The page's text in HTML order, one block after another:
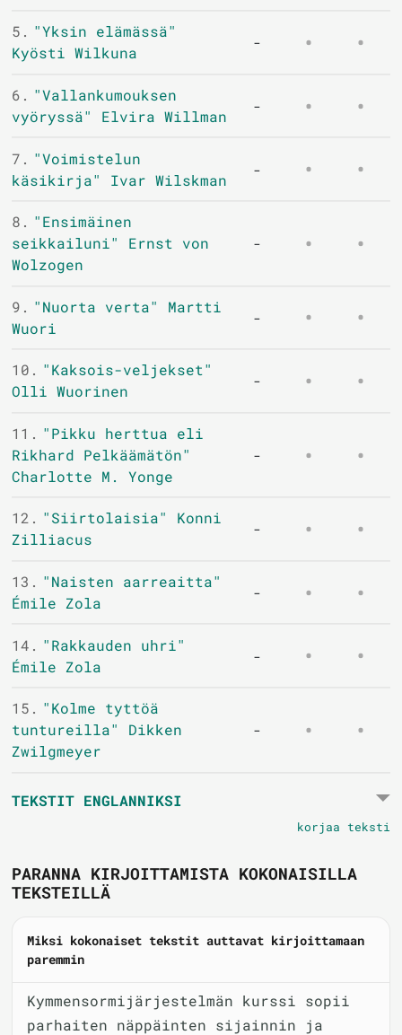
5. "Yksin elämässä"
Kyösti Wilkuna
-
6. "Vallankumouksen
vyöryssä" Elvira Willman
-
7. "Voimistelun
käsikirja" Ivar Wilskman
-
8. "Ensimäinen
seikkailuni" Ernst von
Wolzogen
-
9. "Nuorta verta" Martti
Wuori
-
10. "Kaksois-veljekset"
Olli Wuorinen
-
11. "Pikku herttua eli
Rikhard Pelkäämätön"
Charlotte M. Yonge
-
12. "Siirtolaisia" Konni
Zilliacus
-
13. "Naisten aarreaitta"
Émile Zola
-
14. "Rakkauden uhri"
Émile Zola
-
15. "Kolme tyttöä
tuntureilla" Dikken
Zwilgmeyer
-
TEKSTIT ENGLANNIKSI
korjaa teksti
PARANNA KIRJOITTAMISTA KOKONAISILLA
TEKSTEILLÄ
Miksi kokonaiset tekstit auttavat kirjoittamaan
paremmin
Kymmensormijärjestelmän kurssi sopii
parhaiten näppäinten sijainnin ja